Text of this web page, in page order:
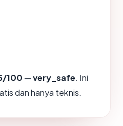
100 —very_safe. Ini
dan hanya teknis.